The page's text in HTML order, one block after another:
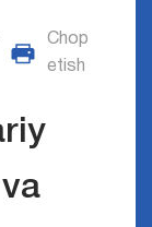
Chop
etish